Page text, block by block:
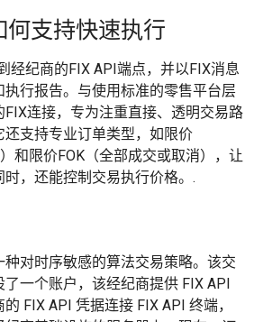
何支持快速执行
经纪商的FIX API端点，并以FIX消息
行报告。与使用标准的零售平台层
连接，专为注重直接、透明交易路
支持专业订单类型，如限价
和限价FOK（全部成交或取消），让
，还能控制交易执行价格。.
对时序敏感的算法交易策略。该交
一个账户，该经纪商提供 FIX API
FIX API 凭据连接 FIX API 终端，